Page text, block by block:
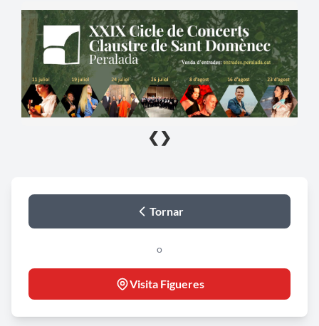
❮ ❯
Tornar
o
Visita Figueres